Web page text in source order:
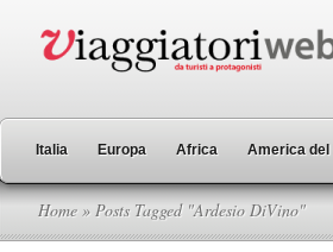
Italia Europa Africa America del
Home » Posts Tagged "Ardesio DiVino"